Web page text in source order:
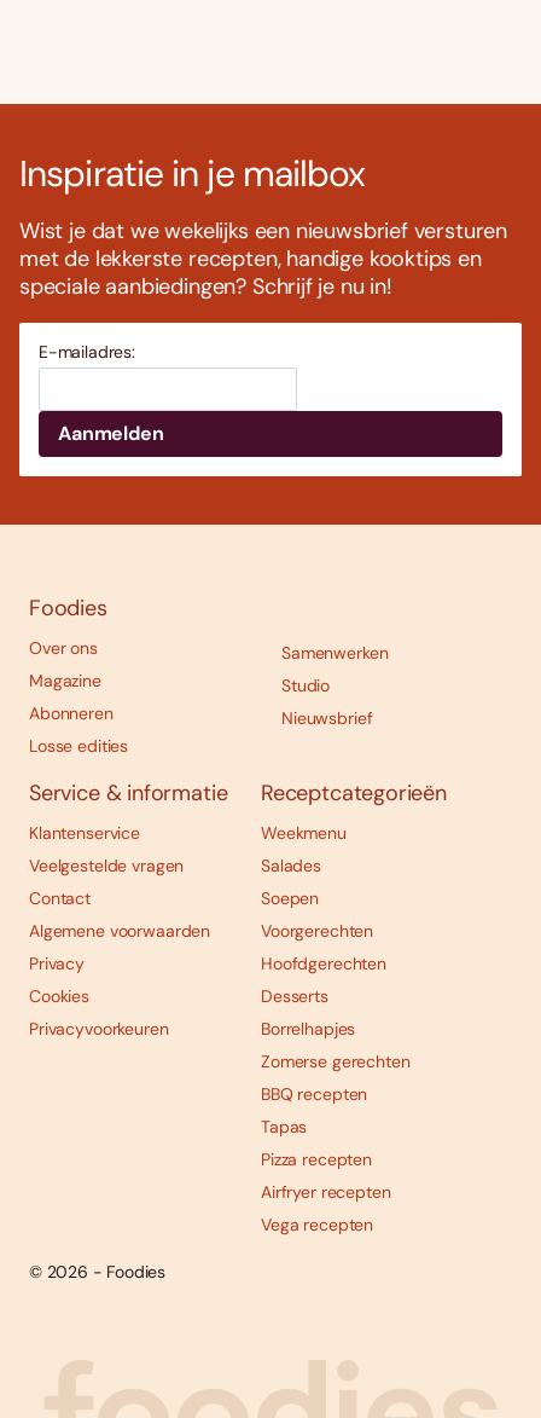
Abonneren
Inspiratie in je mailbox
Wist je dat we wekelijks een nieuwsbrief versturen
met de lekkerste recepten, handige kooktips en
speciale aanbiedingen? Schrijf je nu in!
E-mailadres:
Foodies
Over ons
Magazine
Abonneren
Losse edities
Samenwerken
Studio
Nieuwsbrief
Service & informatie
Klantenservice
Veelgestelde vragen
Contact
Algemene voorwaarden
Privacy
Cookies
Privacyvoorkeuren
Receptcategorieën
Weekmenu
Salades
Soepen
Voorgerechten
Hoofdgerechten
Desserts
Borrelhapjes
Zomerse gerechten
BBQ recepten
Tapas
Pizza recepten
Airfryer recepten
Vega recepten
© 2026 - Foodies